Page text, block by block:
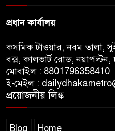
প্রধান কার্যালয়
কসমিক টাওয়ার, নবম তালা,
বক্স, কালভার্ট রোড, নয়াপল্টন,
মোবাইল : 8801796358410
ই-মেইল :
প্রয়োজনীয় লিঙ্ক
Blog Home